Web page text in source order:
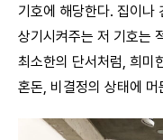
기호에 해당한다. 집이나
상기시켜주는 저 기호는
최소한의 단서처럼, 희미
혼돈, 비결정의 상태에 머